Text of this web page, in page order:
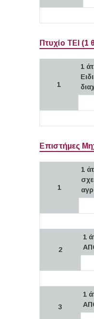
Πτυχίο ΤΕΙ (1
1
1
Επιστήμες
1
1
2
1
3
1